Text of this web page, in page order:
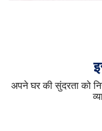
अपने घर की सुंदरता को